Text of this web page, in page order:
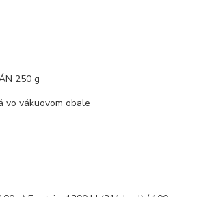
250 g
vo vákuovom obale